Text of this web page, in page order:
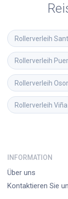
Rollerverleih
Rollerverleih
Rollerverleih
Rollerverleih
INFORMATION
Über uns
Kontaktieren Sie